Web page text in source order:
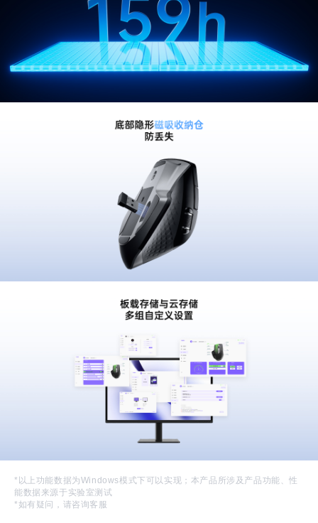
*以上功能数据为Windows模式下可以实现；本产品所涉及产品功能、性
能数据来源于实验室测试
*如有疑问，请咨询客服